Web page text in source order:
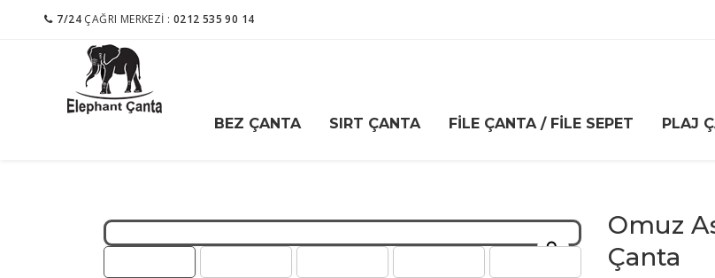
7/24 ÇAĞRI MERKEZI : 0212 535 90 14
BEZ ÇANTA SIRT ÇANTA FILE ÇANTA / FILE SEPET PLAJ
Zoom
Omuz
Çanta